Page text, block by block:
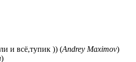
и всё,тупик )) (Andrey Maximov)
)